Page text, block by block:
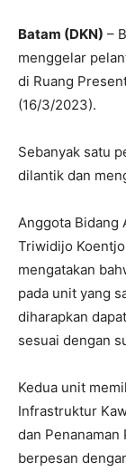
Batam (DKN) –
menggelar
di Ruang
(16/3/2023).
Sebanyak satu
dilantik dan
Anggota Bidang
Triwidijo
mengatakan
pada unit yang
diharapkan
sesuai dengan
Kedua unit
Infrastruktur
dan Penanaman
berpesan